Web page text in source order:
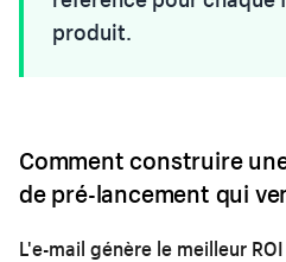
produit.
Comment construire
de pré-lancement qui
L'e-mail génère le meilleur